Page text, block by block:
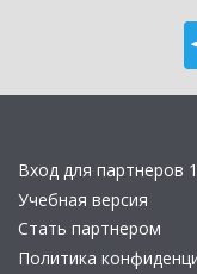
Вход для партнеров
Учебная версия
Стать партнером
Политика